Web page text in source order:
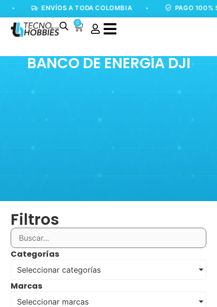
ENVÍOS A TODA COLOMBIA PAGO 100%
0
BANCO DE ENERGÍA DJI
Filtros
Categorías
Seleccionar categorías
Marcas
Seleccionar marcas